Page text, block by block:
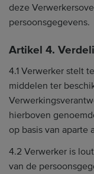
deze
persoonsgegevens.
Artikel 4.
4.1 Verwerker stelt
middelen ter
hierboven
op basis van aparte
4.2 Verwerker is
van de